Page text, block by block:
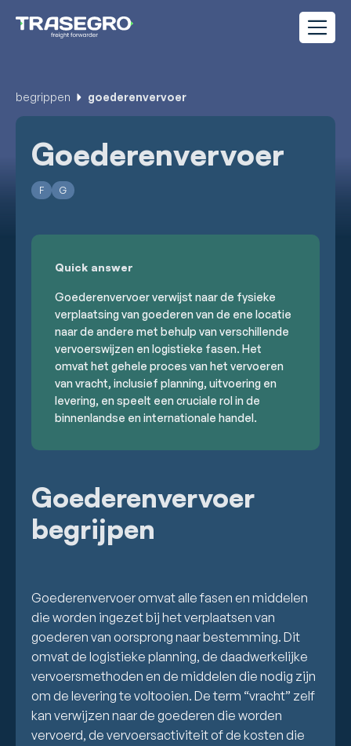
begrippen goederenvervoer
Goederenvervoer
F G
Quick answer
Goederenvervoer verwijst naar de fysieke
verplaatsing van goederen van de ene locatie
naar de andere met behulp van verschillende
vervoerswijzen en logistieke fasen. Het
omvat het gehele proces van het vervoeren
van vracht, inclusief planning, uitvoering en
levering, en speelt een cruciale rol in de
binnenlandse en internationale handel.
Goederenvervoer
begrijpen
Goederenvervoer omvat alle fasen en middelen
die worden ingezet bij het verplaatsen van
goederen van oorsprong naar bestemming. Dit
omvat de logistieke planning, de daadwerkelijke
vervoersmethoden en de middelen die nodig zijn
om de levering te voltooien. De term “vracht” zelf
kan verwijzen naar de goederen die worden
vervoerd, de vervoersactiviteit of de kosten die